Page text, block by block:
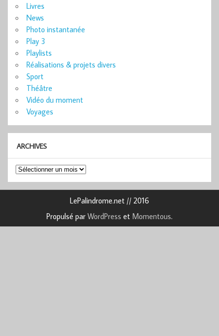
Livres
News
Photo instantanée
Play 3
Playlists
Réalisations & projets divers
Sport
Théâtre
Vidéo du moment
Voyages
ARCHIVES
Archives
LePalindrome.net // 2016
Propulsé par WordPress et Momentous.